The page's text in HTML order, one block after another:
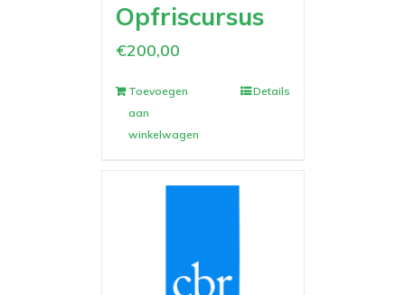
Opfriscursus
€200,00
Toevoegen
aan
winkelwagen
Details